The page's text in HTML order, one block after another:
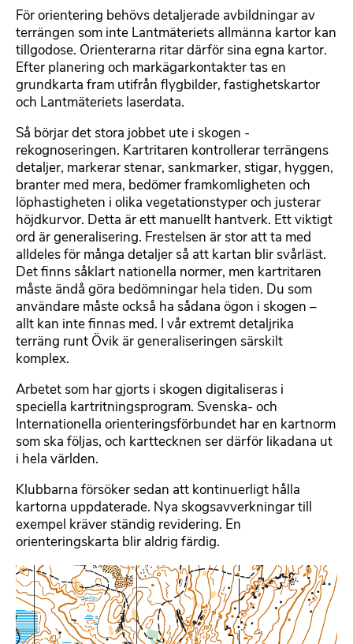
t
r
m
a
t
t
e
b
a
r
t
e
x
t
För orientering behövs detaljerade avbildningar av
terrängen som inte Lantmäteriets allmänna kartor kan
tillgodose. Orienterarna ritar därför sina egna kartor.
Efter planering och markägarkontakter tas en
grundkarta fram utifrån flygbilder, fastighetskartor
och Lantmäteriets laserdata.
Så börjar det stora jobbet ute i skogen -
rekognoseringen. Kartritaren kontrollerar terrängens
detaljer, markerar stenar, sankmarker, stigar, hyggen,
branter med mera, bedömer framkomligheten och
löphastigheten i olika vegetationstyper och justerar
höjdkurvor. Detta är ett manuellt hantverk. Ett viktigt
ord är generalisering. Frestelsen är stor att ta med
alldeles för många detaljer så att kartan blir svårläst.
Det finns såklart nationella normer, men kartritaren
måste ändå göra bedömningar hela tiden. Du som
användare måste också ha sådana ögon i skogen –
allt kan inte finnas med. I vår extremt detaljrika
terräng runt Övik är generaliseringen särskilt
komplex.
Arbetet som har gjorts i skogen digitaliseras i
speciella kartritningsprogram. Svenska- och
Internationella orienteringsförbundet har en kartnorm
som ska följas, och karttecknen ser därför likadana ut
i hela världen.
Klubbarna försöker sedan att kontinuerligt hålla
kartorna uppdaterade. Nya skogsavverkningar till
exempel kräver ständig revidering. En
orienteringskarta blir aldrig färdig.
B
i
l
d